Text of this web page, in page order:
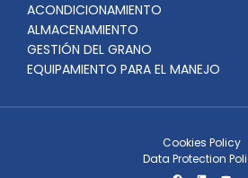
ACONDICIONAMIENTO
ALMACENAMIENTO
GESTIÓN DEL GRANO
EQUIPAMIENTO PARA EL MANEJO
Cookies Policy
Data Protection